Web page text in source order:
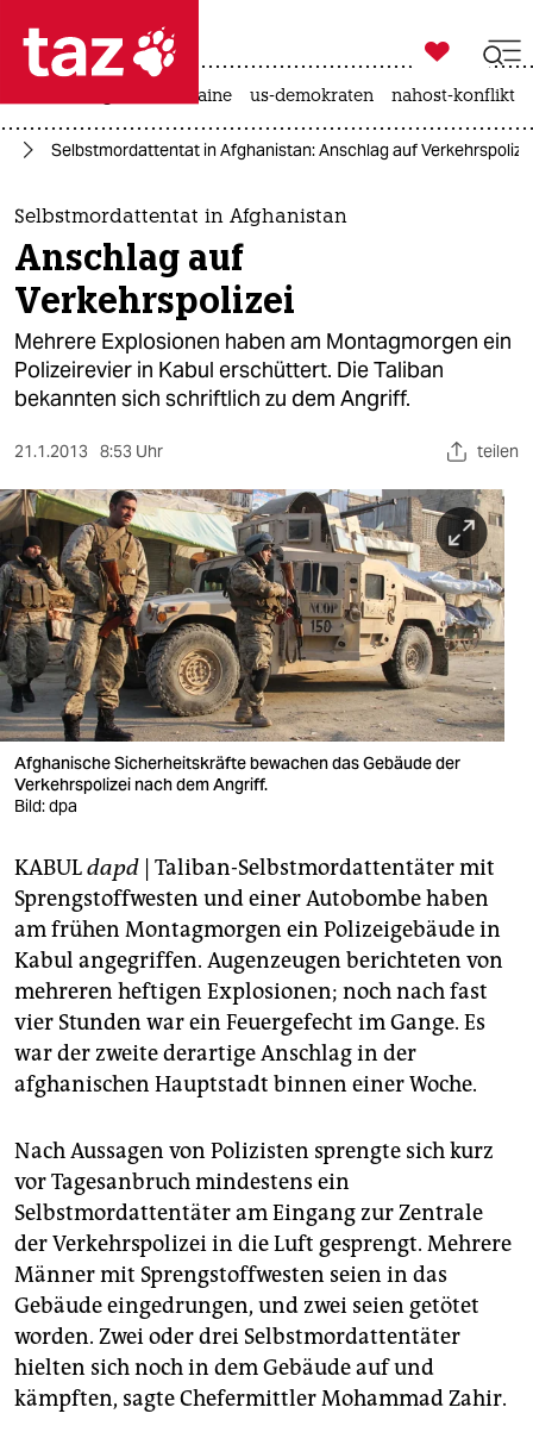
 taz zahl ich
taz zahl ich
themen
politik
öko
gesellschaft
sport
berlin
nord
wahrheit
verlag
verlag
veranstaltungen
fragen & hilfe
unterstützen
abo
genossenschaft
epaper login

taz zahl ich
krieg in der ukraine us-demokraten nahost-konflikt
Selbstmordattentat in Afghanistan: Anschlag auf
Selbstmordattentat in Afghanistan
Anschlag auf
Verkehrspolizei
Mehrere Explosionen haben am Montagmorgen ein
Polizeirevier in Kabul erschüttert. Die Taliban
bekannten sich schriftlich zu dem Angriff.
21.1.2013 8:53 Uhr teilen
Afghanische Sicherheitskräfte bewachen das Gebäude der
Verkehrspolizei nach dem Angriff.
Bild: dpa
KABULdapd | Taliban-Selbstmordattentäter mit
Sprengstoffwesten und einer Autobombe haben
am frühen Montagmorgen ein Polizeigebäude in
Kabul angegriffen. Augenzeugen berichteten von
mehreren heftigen Explosionen; noch nach fast
vier Stunden war ein Feuergefecht im Gange. Es
war der zweite derartige Anschlag in der
afghanischen Hauptstadt binnen einer Woche.
Nach Aussagen von Polizisten sprengte sich kurz
vor Tagesanbruch mindestens ein
Selbstmordattentäter am Eingang zur Zentrale
der Verkehrspolizei in die Luft gesprengt. Mehrere
Männer mit Sprengstoffwesten seien in das
Gebäude eingedrungen, und zwei seien getötet
worden. Zwei oder drei Selbstmordattentäter
hielten sich noch in dem Gebäude auf und
kämpften, sagte Chefermittler Mohammad Zahir.